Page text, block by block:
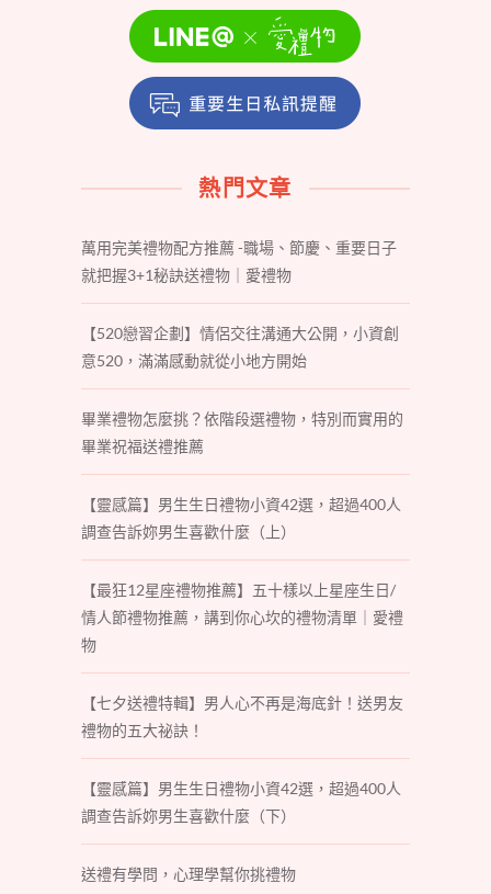
熱門文章
萬用完美禮物配方推薦 -職場、節慶、重要日子
就把握3+1秘訣送禮物｜愛禮物
【520戀習企劃】情侶交往溝通大公開，小資創
意520，滿滿感動就從小地方開始
畢業禮物怎麼挑？依階段選禮物，特別而實用的
畢業祝福送禮推薦
【靈感篇】男生生日禮物小資42選，超過400人
調查告訴妳男生喜歡什麼（上）
【最狂12星座禮物推薦】五十樣以上星座生日/
情人節禮物推薦，講到你心坎的禮物清單｜愛禮
物
【七夕送禮特輯】男人心不再是海底針！送男友
禮物的五大祕訣！
【靈感篇】男生生日禮物小資42選，超過400人
調查告訴妳男生喜歡什麼（下）
送禮有學問，心理學幫你挑禮物